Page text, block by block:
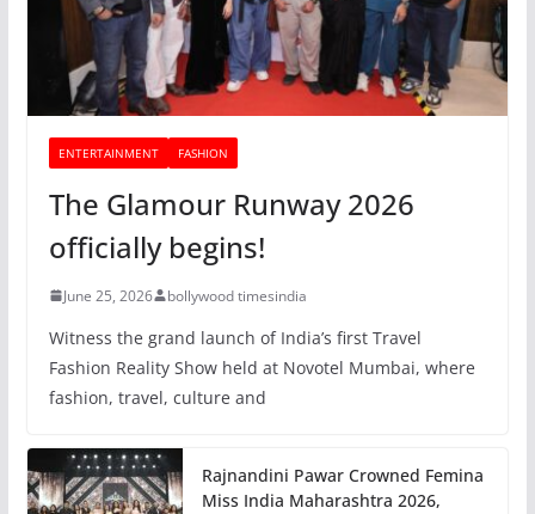
ENTERTAINMENT FASHION
The Glamour Runway 2026
officially begins!
June 25, 2026 bollywood timesindia
Witness the grand launch of India’s first Travel
Fashion Reality Show held at Novotel Mumbai, where
fashion, travel, culture and
Rajnandini Pawar Crowned Femina
Miss India Maharashtra 2026,